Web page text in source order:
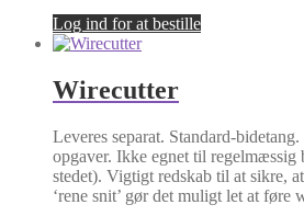
Log ind for at bestille
Wirecutter
Leveres separat. Standard-bidetang.
opgaver. Ikke egnet til
stedet). Vigtigt redskab til at sikre,
‘rene snit’ gør det muligt let at føre